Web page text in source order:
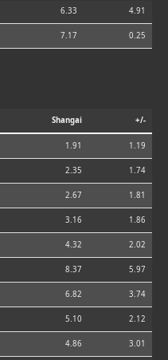
6.33 4.91
7.17 0.25
Shangai +/-
1.91 1.19
2.35 1.74
2.67 1.81
3.16 1.86
4.32 2.02
8.37 5.97
6.82 3.74
5.10 2.12
4.86 3.01